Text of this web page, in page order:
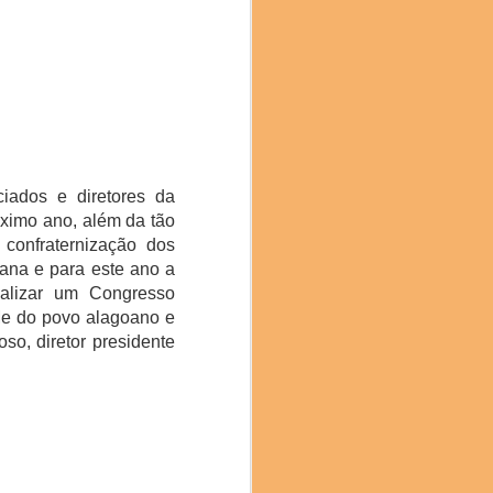
e diretores da
ano, além da tão
dos
e para este ano a
um Congresso
do povo alagoano e
diretor presidente
e a saúde
da Espanha e de
Egito, França,
pessoas da
“Brunch”,
Espinosa, chef